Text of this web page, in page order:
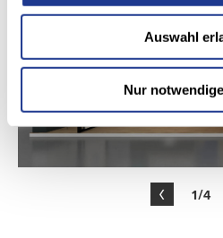
Auswahl
Nur
1/4